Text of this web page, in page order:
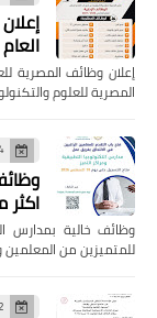
العام
المصرية للعلوم
04
اكثر من 8
للمتميزين من المعلمين
02